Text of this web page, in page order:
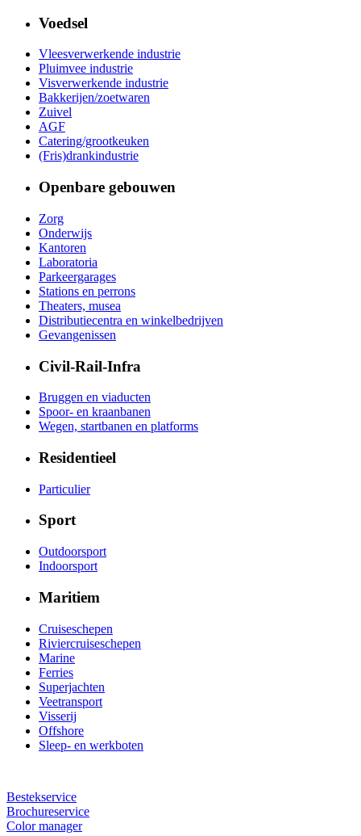
Voedsel
Vleesverwerkende industrie
Pluimvee industrie
Visverwerkende industrie
Bakkerijen/zoetwaren
Zuivel
AGF
Catering/grootkeuken
(Fris)drankindustrie
Openbare gebouwen
Zorg
Onderwijs
Kantoren
Laboratoria
Parkeergarages
Stations en perrons
Theaters, musea
Distributiecentra en winkelbedrijven
Gevangenissen
Civil-Rail-Infra
Bruggen en viaducten
Spoor- en kraanbanen
Wegen, startbanen en platforms
Residentieel
Particulier
Sport
Outdoorsport
Indoorsport
Maritiem
Cruiseschepen
Riviercruiseschepen
Marine
Ferries
Superjachten
Veetransport
Visserij
Offshore
Sleep- en werkboten
Bestekservice
Brochureservice
Color manager